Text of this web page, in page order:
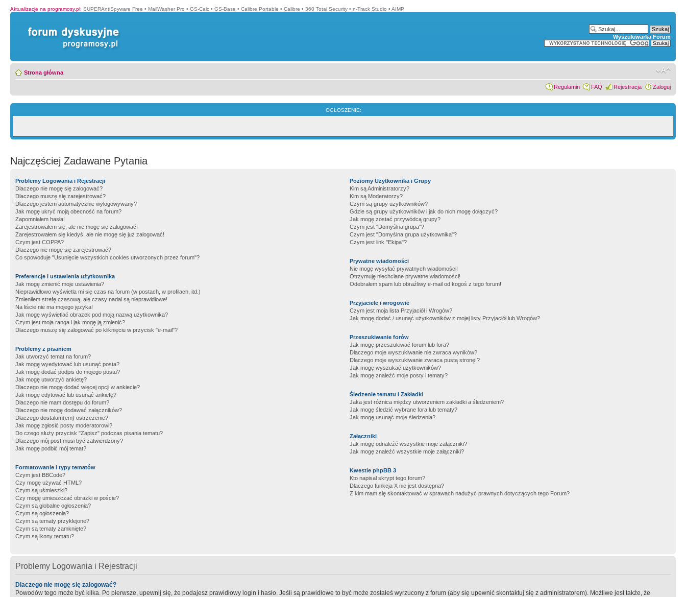
Aktualizacje na programosy.pl: SUPERAntiSpyware Free • MailWasher Pro • GS-Calc • GS-Base • Calibre Portable • Calibre • 360 Total Security • n-Track Studio • AIMP
Wyszukiwarka Forum
Strona główna
Regulamin FAQ Rejestracja Zaloguj
OGŁOSZENIE:
Najczęściej Zadawane Pytania
Problemy Logowania i Rejestracji
Dlaczego nie mogę się zalogować?
Dlaczego muszę się zarejestrować?
Dlaczego jestem automatycznie wylogowywany?
Jak mogę ukryć moją obecność na forum?
Zapomniałem hasła!
Zarejestrowałem się, ale nie mogę się zalogować!
Zarejestrowałem się kiedyś, ale nie mogę się już zalogować!
Czym jest COPPA?
Dlaczego nie mogę się zarejestrować?
Co spowoduje "Usunięcie wszystkich cookies utworzonych przez forum"?
Preferencje i ustawienia użytkownika
Jak mogę zmienić moje ustawienia?
Nieprawidłowo wyświetla mi się czas na forum (w postach, w profilach, itd.)
Zmieniłem strefę czasową, ale czasy nadal są nieprawidłowe!
Na liście nie ma mojego języka!
Jak mogę wyświetlać obrazek pod moją nazwą użytkownika?
Czym jest moja ranga i jak mogę ją zmienić?
Dlaczego muszę się zalogować po kliknięciu w przycisk "e-mail"?
Problemy z pisaniem
Jak utworzyć temat na forum?
Jak mogę wyedytować lub usunąć posta?
Jak mogę dodać podpis do mojego postu?
Jak mogę utworzyć ankietę?
Dlaczego nie mogę dodać więcej opcji w ankiecie?
Jak mogę edytować lub usunąć ankietę?
Dlaczego nie mam dostępu do forum?
Dlaczego nie mogę dodawać załączników?
Dlaczego dostałam(em) ostrzeżenie?
Jak mogę zgłosić posty moderatorowi?
Do czego służy przycisk "Zapisz" podczas pisania tematu?
Dlaczego mój post musi być zatwierdzony?
Jak mogę podbić mój temat?
Formatowanie i typy tematów
Czym jest BBCode?
Czy mogę używać HTML?
Czym są uśmieszki?
Czy mogę umieszczać obrazki w poście?
Czym są globalne ogłoszenia?
Czym są ogłoszenia?
Czym są tematy przyklejone?
Czym są tematy zamknięte?
Czym są ikony tematu?
Poziomy Użytkownika i Grupy
Kim są Administratorzy?
Kim są Moderatorzy?
Czym są grupy użytkowników?
Gdzie są grupy użytkowników i jak do nich mogę dołączyć?
Jak mogę zostać przywódcą grupy?
Czym jest "Domyślna grupa"?
Czym jest "Domyślna grupa użytkownika"?
Czym jest link "Ekipa"?
Prywatne wiadomości
Nie mogę wysyłać prywatnych wiadomości!
Otrzymuję niechciane prywatne wiadomości!
Odebrałem spam lub obraźliwy e-mail od kogoś z tego forum!
Przyjaciele i wrogowie
Czym jest moja lista Przyjaciół i Wrogów?
Jak mogę dodać / usunąć użytkowników z mojej listy Przyjaciół lub Wrogów?
Przeszukiwanie forów
Jak mogę przeszukiwać forum lub fora?
Dlaczego moje wyszukiwanie nie zwraca wyników?
Dlaczego moje wyszukiwanie zwraca pustą stronę!?
Jak mogę wyszukać użytkowników?
Jak mogę znaleźć moje posty i tematy?
Śledzenie tematu i Zakładki
Jaka jest różnica między utworzeniem zakładki a śledzeniem?
Jak mogę śledzić wybrane fora lub tematy?
Jak mogę usunąć moje śledzenia?
Załączniki
Jak mogę odnaleźć wszystkie moje załączniki?
Jak mogę znaleźć wszystkie moje załączniki?
Kwestie phpBB 3
Kto napisał skrypt tego forum?
Dlaczego funkcja X nie jest dostępna?
Z kim mam się skontaktować w sprawach nadużyć prawnych dotyczących tego Forum?
Problemy Logowania i Rejestracji
Dlaczego nie mogę się zalogować?
Powodów tego może być kilka. Po pierwsze, upewnij się, że podajesz prawidłowy login i hasło. Jeśli są prawidłowe to być może zostałeś wyrzucony z forum (aby się upewnić skontaktuj się z administratorem). Możliwe jest także, że